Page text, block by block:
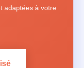
adaptées à votre